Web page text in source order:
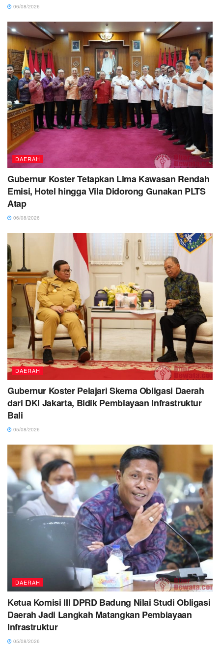
06/08/2026
DAERAH
Gubernur Koster Tetapkan Lima Kawasan Rendah
Emisi, Hotel hingga Vila Didorong Gunakan PLTS
Atap
06/08/2026
DAERAH
Gubernur Koster Pelajari Skema Obligasi Daerah
dari DKI Jakarta, Bidik Pembiayaan Infrastruktur
Bali
05/08/2026
DAERAH
Ketua Komisi III DPRD Badung Nilai Studi Obligasi
Daerah Jadi Langkah Matangkan Pembiayaan
Infrastruktur
05/08/2026